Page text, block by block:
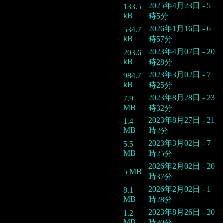
133.5
kB
2025年4月23日 - 5
時5分
534.7
kB
2026年1月16日 - 6
時57分
203.6
kB
2023年4月07日 - 20
時28分
984.7
kB
2023年3月02日 - 7
時25分
7.9
MB
2023年8月28日 - 23
時32分
1.4
MB
2023年8月27日 - 21
時2分
5.5
MB
2023年3月02日 - 7
時25分
5 MB
2026年2月02日 - 20
時37分
8.1
MB
2026年2月02日 - 1
時28分
1.2
2023年8月26日 - 20